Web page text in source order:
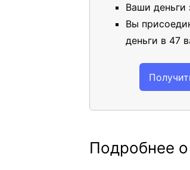
Ваши
Вы
деньги в 47
Подробнее о